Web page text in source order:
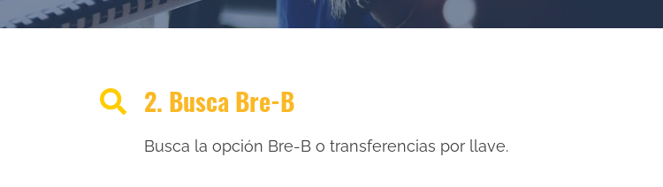
2. Busca Bre-B
Busca la opción Bre-B o transferencias por llave.